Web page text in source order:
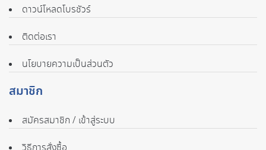
ดาวน์โหลดโบรชัวร์
ติดต่อเรา
นโยบายความเป็นส่วนตัว
สมาชิก
สมัครสมาชิก / เข้าสู่ระบบ